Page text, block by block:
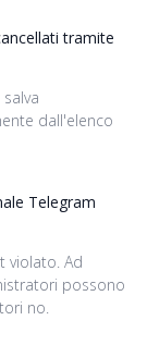
tramite
dall'elenco
Telegram
violato. Ad
possono
no.